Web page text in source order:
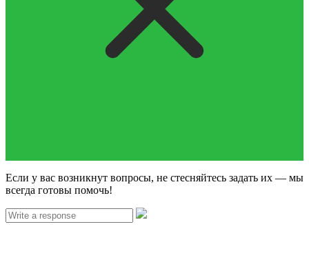
Если у вас возникнут вопросы, не стесняйтесь задать их — мы
всегда готовы помочь!